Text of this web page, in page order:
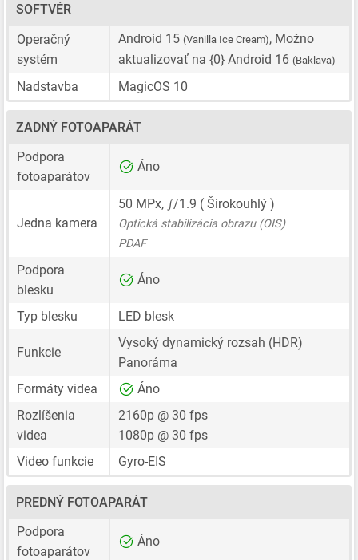
SOFTVÉR
Operačný
systém
Android 15 (Vanilla Ice Cream), Možno
aktualizovať na {0} Android 16 (Baklava)
Nadstavba MagicOS 10
ZADNÝ FOTOAPARÁT
Podpora
fotoaparátov
Áno
Jedna kamera
50 MPx, ƒ/1.9 ( Širokouhlý )
Optická stabilizácia obrazu (OIS)
PDAF
Podpora
blesku
Áno
Typ blesku LED blesk
Funkcie
Vysoký dynamický rozsah (HDR)
Panoráma
Formáty videa
Áno
Rozlíšenia
videa
2160p @ 30 fps
1080p @ 30 fps
Video funkcie
Gyro-EIS
PREDNÝ FOTOAPARÁT
Podpora
fotoaparátov
Áno